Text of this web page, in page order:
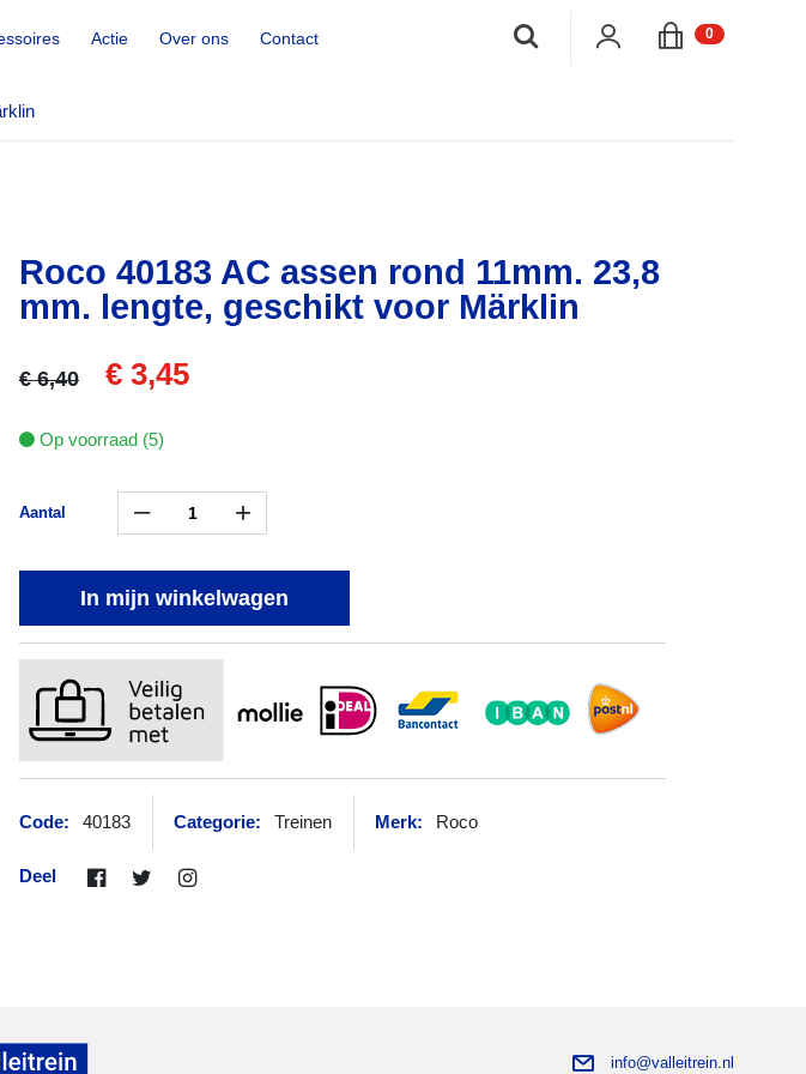
Actie Over ons Contact 0;
Roco 40183 AC assen rond 11mm. 23,8
mm. lengte, geschikt voor Märklin
€ 6,40 € 3,45
Op voorraad (5)
Aantal – +
In mijn winkelwagen
Code: 40183 Categorie: Treinen Merk: Roco
Deel
info@valleitrein.nl